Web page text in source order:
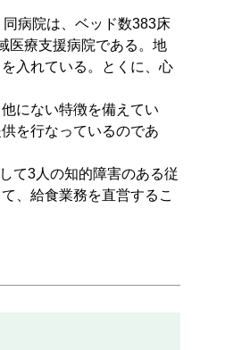
病院は、ベッド数383床
医療支援病院である。地
入れている。とくに、心
にない特徴を備えてい
を行なっているのであ
て3人の知的障害のある従
、給食業務を直営するこ